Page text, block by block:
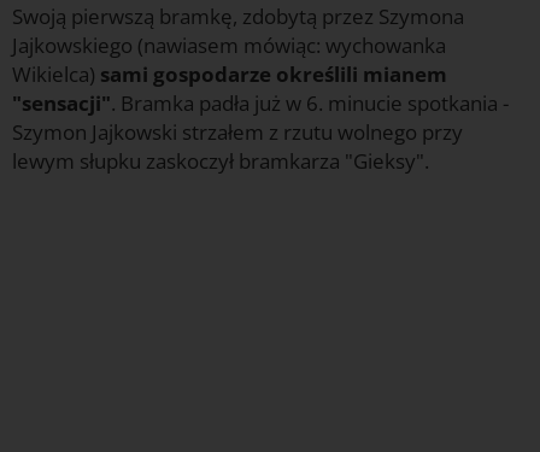
Swoją pierwszą bramkę, zdobytą przez Szymona
Jajkowskiego (nawiasem mówiąc: wychowanka
Wikielca) sami gospodarze określili mianem
"sensacji". Bramka padła już w 6. minucie spotkania -
Szymon Jajkowski strzałem z rzutu wolnego przy
lewym słupku zaskoczył bramkarza "Gieksy".